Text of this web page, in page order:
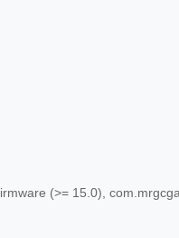
(>= 15.0),